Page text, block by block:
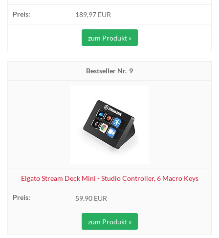
189,97 EUR
zum Produkt »
9
Elgato Stream Deck Mini - Studio Controller, 6 Macro Keys
59,90 EUR
zum Produkt »